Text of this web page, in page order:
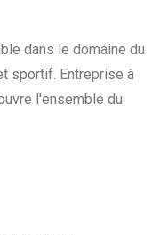
dans le domaine du
sportif. Entreprise à
l'ensemble du